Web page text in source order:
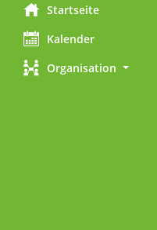
Startseite
Kalender
Organisation